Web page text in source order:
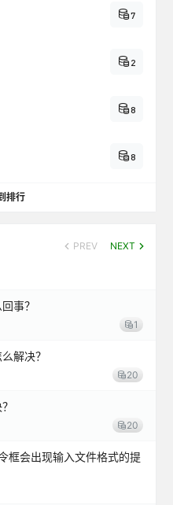
7
2
8
8
排行
PREV NEXT
事？
1
解决？
20
20
框会出现输入文件格式的提